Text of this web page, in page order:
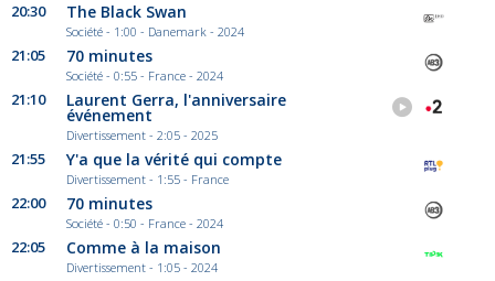
20:30 The Black Swan
Société - 1:00 - Danemark - 2024
21:05 70 minutes
Société - 0:55 - France - 2024
21:10 Laurent Gerra, l'anniversaire
événement
Divertissement - 2:05 - 2025
21:55 Y'a que la vérité qui compte
Divertissement - 1:55 - France
22:00 70 minutes
Société - 0:50 - France - 2024
22:05 Comme à la maison
Divertissement - 1:05 - 2024